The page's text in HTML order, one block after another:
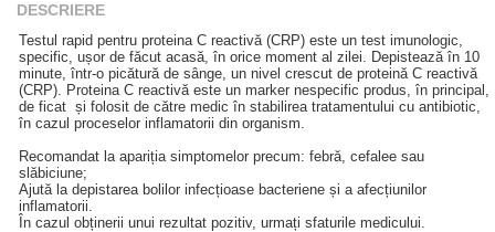
DESCRIERE
Testul rapid pentru proteina C reactivă (CRP) este un test imunologic,
specific, ușor de făcut acasă, în orice moment al zilei. Depistează în 10
minute, într-o picătură de sânge, un nivel crescut de proteină C reactivă
(CRP). Proteina C reactivă este un marker nespecific produs, în principal,
de ficat și folosit de către medic în stabilirea tratamentului cu antibiotic,
în cazul proceselor inflamatorii din organism.
Recomandat la apariția simptomelor precum: febră, cefalee sau
slăbiciune;
Ajută la depistarea bolilor infecțioase bacteriene și a afecțiunilor
inflamatorii.
În cazul obținerii unui rezultat pozitiv, urmați sfaturile medicului.